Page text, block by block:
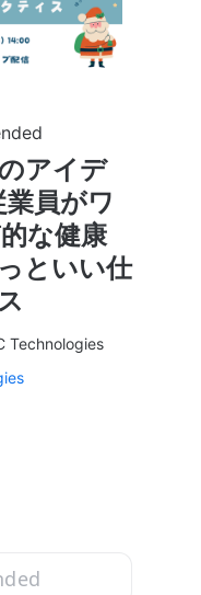
アイデ
員がワ
な健康
といい仕
Technologies